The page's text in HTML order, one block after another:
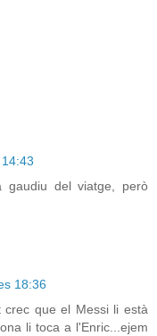
gaudiu del viatge, però
18:36
que el Messi li està
li toca a l'Enric...ejem